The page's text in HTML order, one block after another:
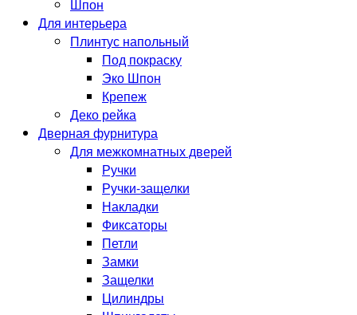
Шпон
Для интерьера
Плинтус напольный
Под покраску
Эко Шпон
Крепеж
Деко рейка
Дверная фурнитура
Для межкомнатных дверей
Ручки
Ручки-защелки
Накладки
Фиксаторы
Петли
Замки
Защелки
Цилиндры